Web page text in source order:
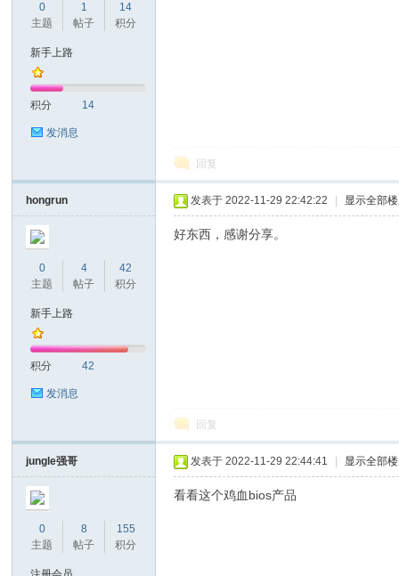
0
主题
1
帖子
14
积分
新手上路
积分 14
发消息
回复
hongrun
0
主题
4
帖子
42
积分
新手上路
积分 42
发消息
发表于 2022-11-29 22:42:22 显示全部
好东西，感谢分享。
回复
jungle强哥
0
主题
8
帖子
155
积分
发表于 2022-11-29 22:44:41 显示全部
看看这个鸡血bios产品